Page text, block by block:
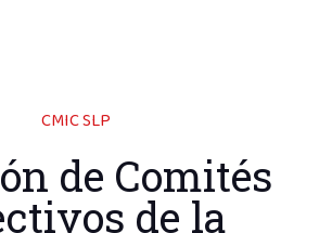
CMIC SLP
de Comités
de la